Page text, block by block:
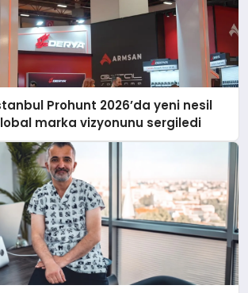
Prohunt 2026’da yeni nesil
marka vizyonunu sergiledi